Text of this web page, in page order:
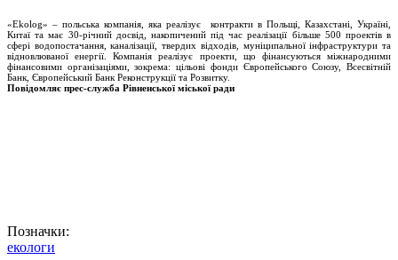
«Ekolog» – польська компанія, яка реалізує контракти в Польщі, Казахстані, Україні,
Китаї та має 30-річний досвід, накопичений під час реалізації більше 500 проектів в
сфері водопостачання, каналізації, твердих відходів, муніципальної інфраструктури та
відновлюваної енергії. Компанія реалізує проекти, що фінансуються міжнародними
фінансовими організаціями, зокрема: цільові фонди Європейського Союзу, Всесвітній
Банк, Європейський Банк Реконструкції та Розвитку.
Повідомляє прес-служба Рівненської міської ради
Позначки:
екологи